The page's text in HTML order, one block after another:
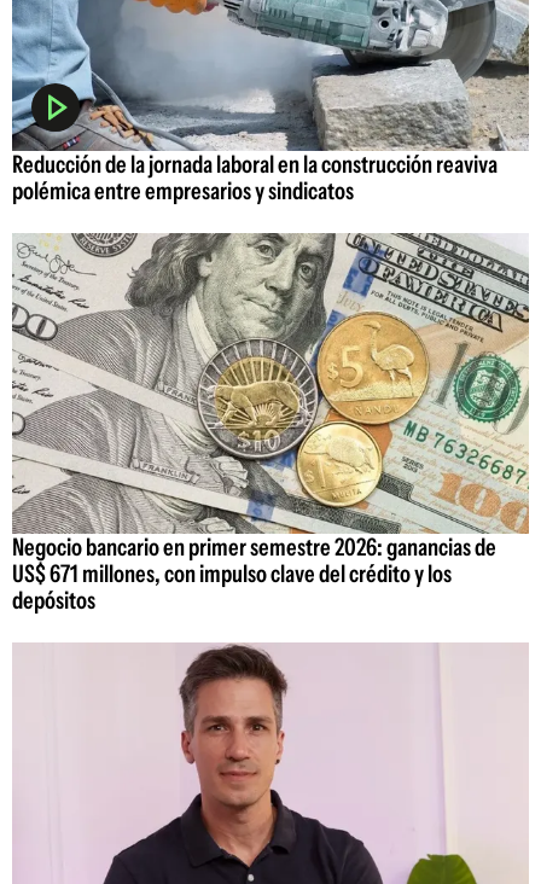
Reducción de la jornada laboral en la construcción reaviva
polémica entre empresarios y sindicatos
Negocio bancario en primer semestre 2026: ganancias de
US$ 671 millones, con impulso clave del crédito y los
depósitos